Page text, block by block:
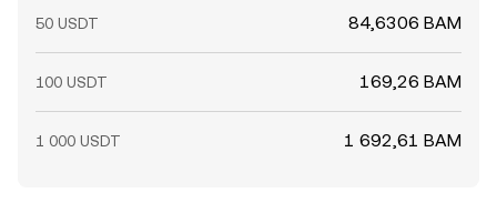
50 USDT 84,6306 BAM
100 USDT 169,26 BAM
1 000 USDT 1 692,61 BAM